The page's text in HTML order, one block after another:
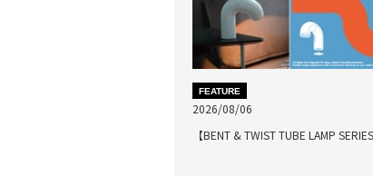
FEATURE
2026/08/06
【BENT & TWIST TUBE LAMP SERIES